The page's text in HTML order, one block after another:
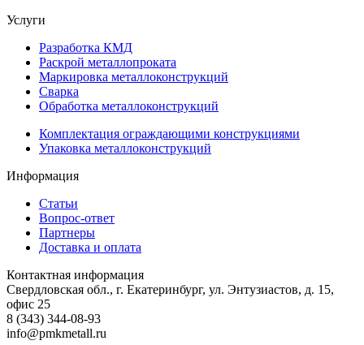
Услуги
Разработка КМД
Раскрой металлопроката
Маркировка металлоконструкций
Сварка
Обработка металлоконструкций
Комплектация ограждающими конструкциями
Упаковка металлоконструкций
Информация
Статьи
Вопрос-ответ
Партнеры
Доставка и оплата
Контактная информация
Свердловская обл., г. Екатеринбург, ул. Энтузиастов, д. 15,
офис 25
8 (343) 344-08-93
info@pmkmetall.ru